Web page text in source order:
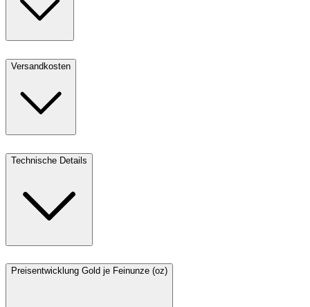
Versandkosten
Technische Details
Preisentwicklung Gold je Feinunze (oz)